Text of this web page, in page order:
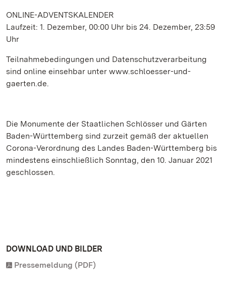
ONLINE-ADVENTSKALENDER
Laufzeit: 1. Dezember, 00:00 Uhr bis 24. Dezember, 23:59
Uhr
Teilnahmebedingungen und Datenschutzverarbeitung
sind online einsehbar unter www.schloesser-und-
gaerten.de.
Die Monumente der Staatlichen Schlösser und Gärten
Baden-Württemberg sind zurzeit gemäß der aktuellen
Corona-Verordnung des Landes Baden-Württemberg bis
mindestens einschließlich Sonntag, den 10. Januar 2021
geschlossen.
DOWNLOAD UND BILDER
Pressemeldung (PDF)